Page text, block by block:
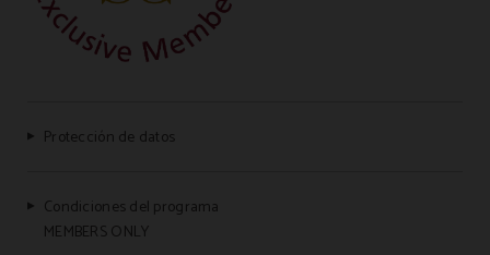
Protección de datos
Condiciones del programa
MEMBERS ONLY